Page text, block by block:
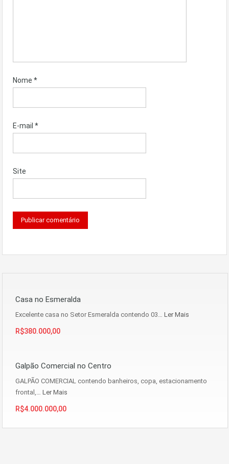
Nome *
E-mail *
Site
Casa no Esmeralda
Excelente casa no Setor Esmeralda contendo 03… Ler Mais
R$380.000,00
Galpão Comercial no Centro
GALPÃO COMERCIAL contendo banheiros, copa, estacionamento
frontal,… Ler Mais
R$4.000.000,00